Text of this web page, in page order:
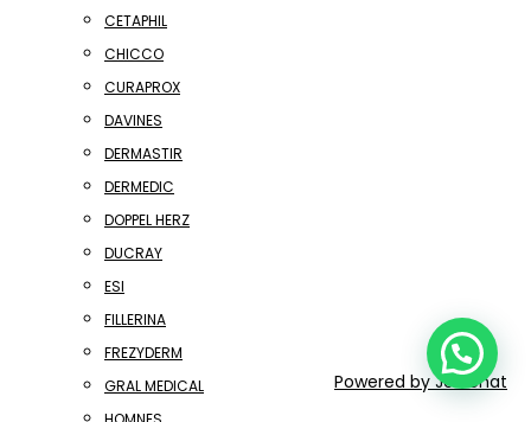
CETAPHIL
CHICCO
CURAPROX
DAVINES
DERMASTIR
DERMEDIC
DOPPEL HERZ
DUCRAY
ESI
FILLERINA
FREZYDERM
GRAL MEDICAL
Powered byJoinchat